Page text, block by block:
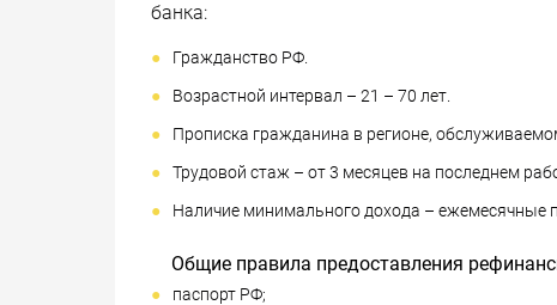
банка:
Гражданство РФ.
Возрастной интервал – 21 – 70 лет.
Прописка гражданина в регионе,
Трудовой стаж – от 3 месяцев на последнем
Наличие минимального дохода –
Общие правила предоставления
паспорт РФ;